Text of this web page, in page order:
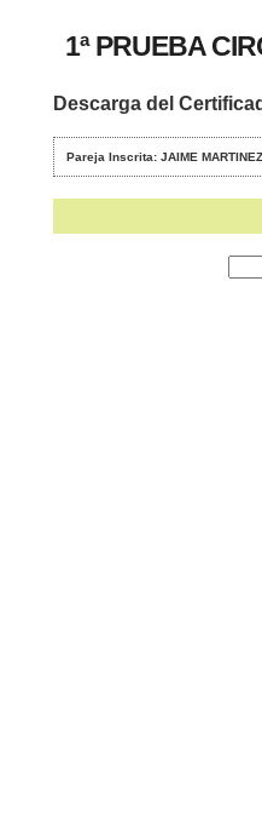
1ª PRUEBA
Descarga del
Pareja Inscrita: JAIME